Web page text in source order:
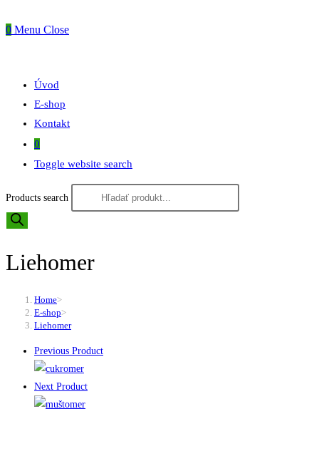
0 Menu Close
Úvod
E-shop
Kontakt
0
Toggle website search
Products search
Liehomer
Home>
E-shop>
Liehomer
Previous Product
Next Product